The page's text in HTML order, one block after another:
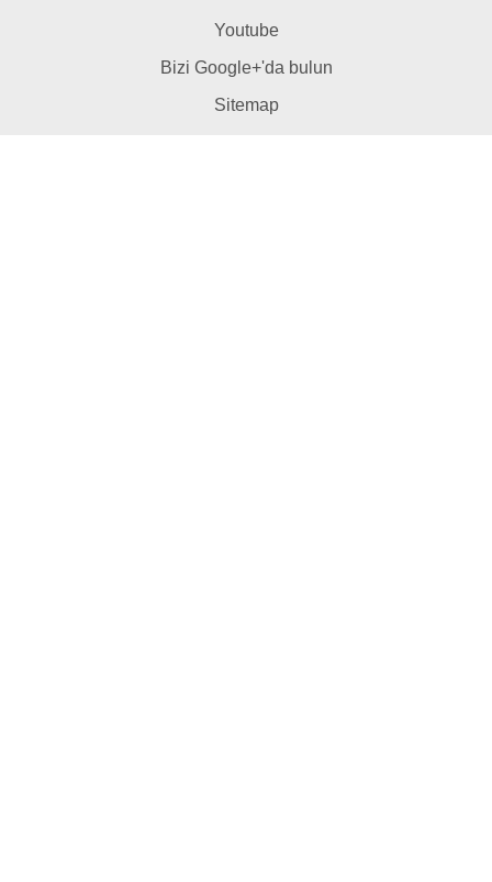
Youtube
Bizi Google+'da bulun
Sitemap